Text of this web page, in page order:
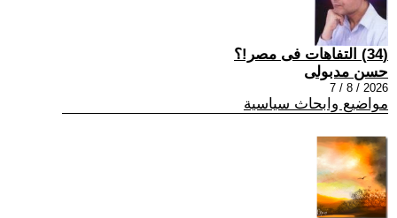
(34) التفاهات فى مصر!؟
حسن مدبولى
2026 / 8 / 7
مواضيع وابحاث سياسية